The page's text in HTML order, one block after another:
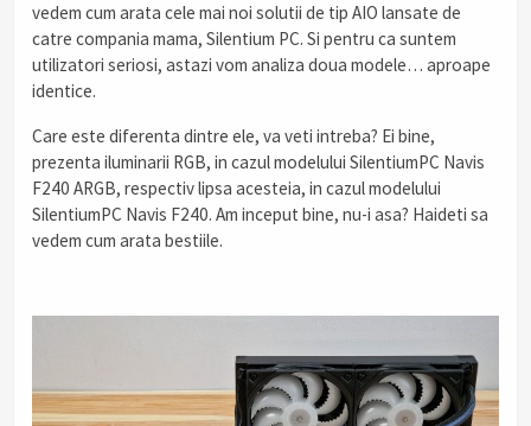
vedem cum arata cele mai noi solutii de tip AIO lansate de
catre compania mama, Silentium PC. Si pentru ca suntem
utilizatori seriosi, astazi vom analiza doua modele… aproape
identice.
Care este diferenta dintre ele, va veti intreba? Ei bine,
prezenta iluminarii RGB, in cazul modelului SilentiumPC Navis
F240 ARGB, respectiv lipsa acesteia, in cazul modelului
SilentiumPC Navis F240. Am inceput bine, nu-i asa? Haideti sa
vedem cum arata bestiile.